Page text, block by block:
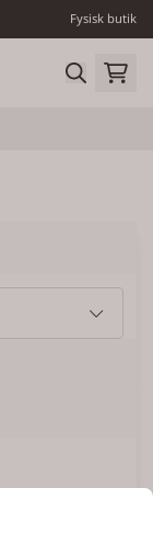
Fysisk butik